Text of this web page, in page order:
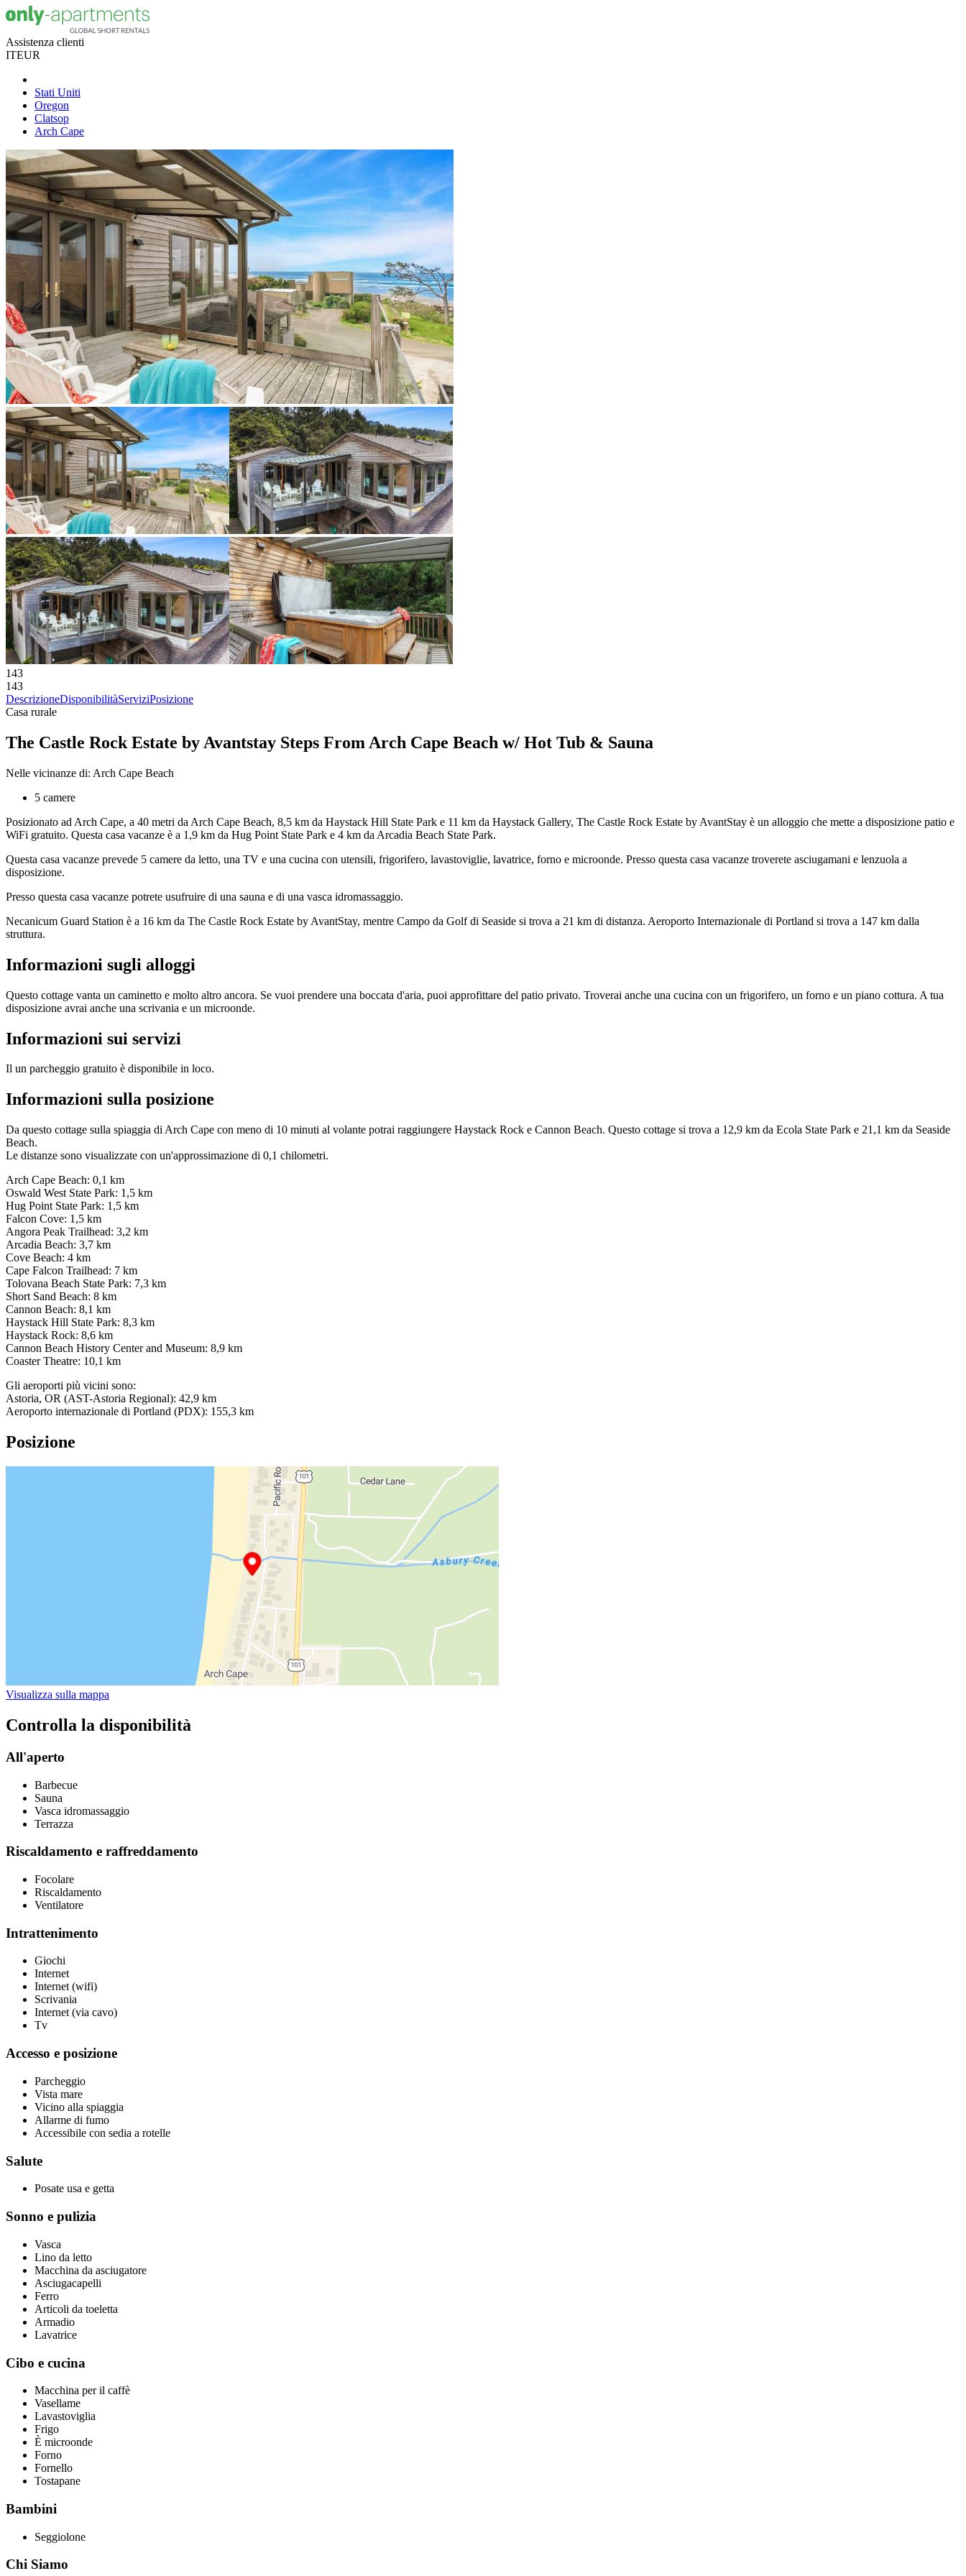
Assistenza clienti
ITEUR
Stati Uniti
Oregon
Clatsop
Arch Cape
143
143
DescrizioneDisponibilitàServiziPosizione
Casa rurale
The Castle Rock Estate by Avantstay Steps From Arch Cape Beach w/ Hot Tub & Sauna
Nelle vicinanze di: Arch Cape Beach
5 camere
Posizionato ad Arch Cape, a 40 metri da Arch Cape Beach, 8,5 km da Haystack Hill State Park e 11 km da Haystack Gallery, The Castle Rock Estate by AvantStay è un alloggio che mette a disposizione patio e
WiFi gratuito. Questa casa vacanze è a 1,9 km da Hug Point State Park e 4 km da Arcadia Beach State Park.
Questa casa vacanze prevede 5 camere da letto, una TV e una cucina con utensili, frigorifero, lavastoviglie, lavatrice, forno e microonde. Presso questa casa vacanze troverete asciugamani e lenzuola a
disposizione.
Presso questa casa vacanze potrete usufruire di una sauna e di una vasca idromassaggio.
Necanicum Guard Station è a 16 km da The Castle Rock Estate by AvantStay, mentre Campo da Golf di Seaside si trova a 21 km di distanza. Aeroporto Internazionale di Portland si trova a 147 km dalla
struttura.
Informazioni sugli alloggi
Questo cottage vanta un caminetto e molto altro ancora. Se vuoi prendere una boccata d'aria, puoi approfittare del patio privato. Troverai anche una cucina con un frigorifero, un forno e un piano cottura. A tua
disposizione avrai anche una scrivania e un microonde.
Informazioni sui servizi
Il un parcheggio gratuito è disponibile in loco.
Informazioni sulla posizione
Da questo cottage sulla spiaggia di Arch Cape con meno di 10 minuti al volante potrai raggiungere Haystack Rock e Cannon Beach. Questo cottage si trova a 12,9 km da Ecola State Park e 21,1 km da Seaside
Beach.
Le distanze sono visualizzate con un'approssimazione di 0,1 chilometri.
Arch Cape Beach: 0,1 km
Oswald West State Park: 1,5 km
Hug Point State Park: 1,5 km
Falcon Cove: 1,5 km
Angora Peak Trailhead: 3,2 km
Arcadia Beach: 3,7 km
Cove Beach: 4 km
Cape Falcon Trailhead: 7 km
Tolovana Beach State Park: 7,3 km
Short Sand Beach: 8 km
Cannon Beach: 8,1 km
Haystack Hill State Park: 8,3 km
Haystack Rock: 8,6 km
Cannon Beach History Center and Museum: 8,9 km
Coaster Theatre: 10,1 km
Gli aeroporti più vicini sono:
Astoria, OR (AST-Astoria Regional): 42,9 km
Aeroporto internazionale di Portland (PDX): 155,3 km
Posizione
Visualizza sulla mappa
Controlla la disponibilità
All'aperto
Barbecue
Sauna
Vasca idromassaggio
Terrazza
Riscaldamento e raffreddamento
Focolare
Riscaldamento
Ventilatore
Intrattenimento
Giochi
Internet
Internet (wifi)
Scrivania
Internet (via cavo)
Tv
Accesso e posizione
Parcheggio
Vista mare
Vicino alla spiaggia
Allarme di fumo
Accessibile con sedia a rotelle
Salute
Posate usa e getta
Sonno e pulizia
Vasca
Lino da letto
Macchina da asciugatore
Asciugacapelli
Ferro
Articoli da toeletta
Armadio
Lavatrice
Cibo e cucina
Macchina per il caffè
Vasellame
Lavastoviglia
Frigo
È microonde
Forno
Fornello
Tostapane
Bambini
Seggiolone
Chi Siamo